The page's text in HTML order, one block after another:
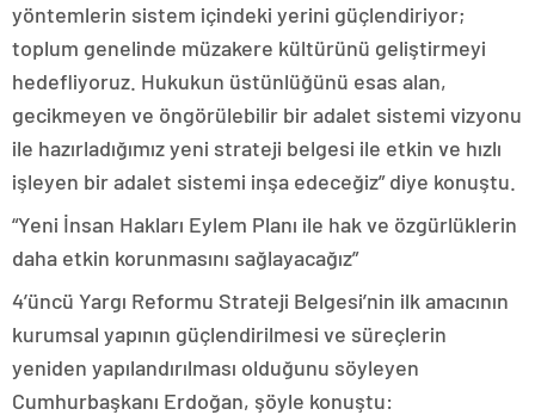
yöntemlerin sistem içindeki yerini güçlendiriyor;
toplum genelinde müzakere kültürünü geliştirmeyi
hedefliyoruz. Hukukun üstünlüğünü esas alan,
gecikmeyen ve öngörülebilir bir adalet sistemi vizyonu
ile hazırladığımız yeni strateji belgesi ile etkin ve hızlı
işleyen bir adalet sistemi inşa edeceğiz” diye konuştu.
“Yeni İnsan Hakları Eylem Planı ile hak ve özgürlüklerin
daha etkin korunmasını sağlayacağız”
4’üncü Yargı Reformu Strateji Belgesi’nin ilk amacının
kurumsal yapının güçlendirilmesi ve süreçlerin
yeniden yapılandırılması olduğunu söyleyen
Cumhurbaşkanı Erdoğan, şöyle konuştu: